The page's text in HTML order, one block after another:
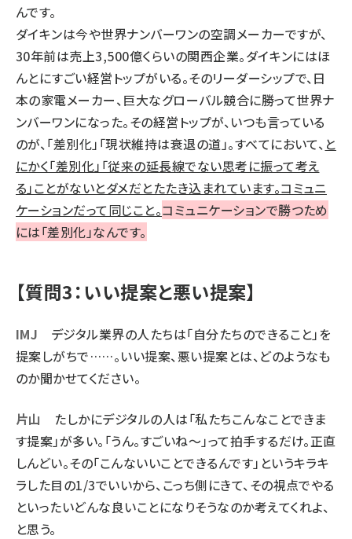
んです。
ダイキンは今や世界ナンバーワンの空調メーカーですが、
30年前は売上3,500億くらいの関西企業。ダイキンにはほ
んとにすごい経営トップがいる。そのリーダーシップで、日
本の家電メーカー、巨大なグローバル競合に勝って世界ナ
ンバーワンになった。その経営トップが、いつも言っている
のが、「差別化」「現状維持は衰退の道」。すべてにおいて、 と
にかく「差別化」「従来の延長線でない思考に振って考え
る」ことがないとダメだとたたき込まれています。コミュニ
ケーションだって同じこと。コミュニケーションで勝つため
には「差別化」なんです。
【質問3：いい提案と悪い提案】
IMJ デジタル業界の人たちは「自分たちのできること」を
提案しがちで……。いい提案、悪い提案とは、どのようなも
のか聞かせてください。
片山
たしかにデジタルの人は「私たちこんなことできま
す提案」が多い。「うん。すごいね〜」って拍手するだけ。正直
しんどい。その「こんないいことできるんです」というキラキ
ラした目の1/3でいいから、こっち側にきて、その視点でやる
といったいどんな良いことになりそうなのか考えてくれよ、
と思う。